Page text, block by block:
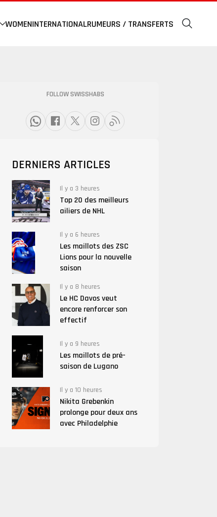
WOMENINTERNATIONALRUMEURS / TRANSFERTS
FOLLOW SWISSHABS
DERNIERS ARTICLES
Il y a 3 heures
Top 20 des meilleurs
ailiers de NHL
Il y a 6 heures
Les maillots des ZSC
Lions pour la nouvelle
saison
Il y a 8 heures
Le HC Davos veut
encore renforcer son
effectif
Il y a 9 heures
Les maillots de pré-
saison de Lugano
Il y a 10 heures
Nikita Grebenkin
prolonge pour deux ans
avec Philadelphie